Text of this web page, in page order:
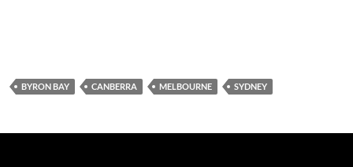
BYRON BAY CANBERRA MELBOURNE SYDNEY